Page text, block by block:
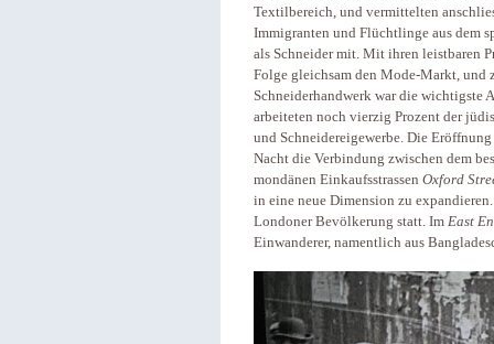
Textilbereich, und vermittelten
Immigranten und Flüchtlinge aus dem
als Schneider mit. Mit ihren leistbaren
Folge gleichsam den Mode-Markt, und
Schneiderhandwerk war die wichtigste
arbeiteten noch vierzig Prozent der
und Schneidereigewerbe. Die
Nacht die Verbindung zwischen dem
mondänen Einkaufsstrassen Oxford
in eine neue Dimension zu
Londoner Bevölkerung statt. Im East
Einwanderer, namentlich aus